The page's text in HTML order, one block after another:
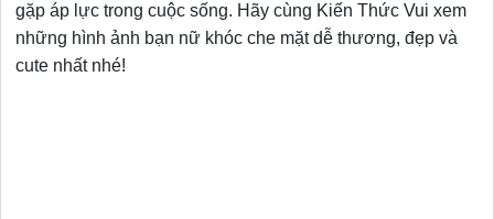
gặp áp lực trong cuộc sống. Hãy cùng Kiến Thức Vui xem
những hình ảnh bạn nữ khóc che mặt dễ thương, đẹp và
cute nhất nhé!